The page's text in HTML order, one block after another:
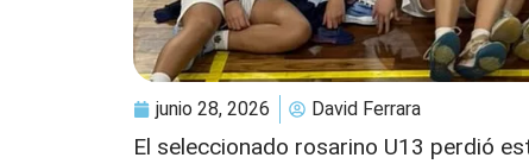
junio 28, 2026 David Ferrara
El seleccionado rosarino U13 perdió